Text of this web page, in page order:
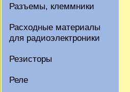
Разъемы, клеммники
Расходные материалы
для радиоэлектроники
Резисторы
Реле